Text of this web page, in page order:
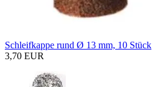
Schleifkappe rund Ø 13 mm, 10 Stück
3,70 EUR